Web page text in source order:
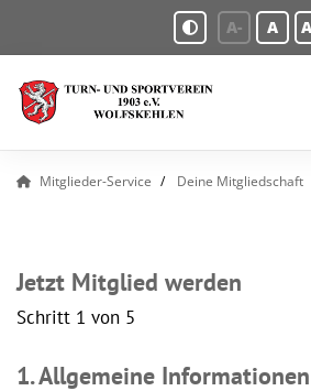
A- A
Mitglieder-Service Deine Mitgliedschaft
Jetzt Mitglied werden
Schritt 1 von 5
1. Allgemeine Informationen